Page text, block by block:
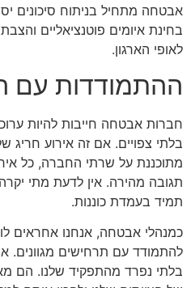
אבטחה מתחיל בניתוח סיכונים
בחינת איומים פוטנציאליים
לאופי הארגון.
ההתמודדות עם
חברות אבטחה חייבות להיות
בלתי צפויים. אם זה אירוע חריג
מתוכננת על שרתי החברה, כל
תגובה מהירה. אין לדעת מתי
תמיד בעמדת כוננות.
כמנהלי אבטחה, אנחנו אחראים
להתמודד עם תרחישים מגוונים.
בלתי נפרד מהתפקיד שלנו. הם